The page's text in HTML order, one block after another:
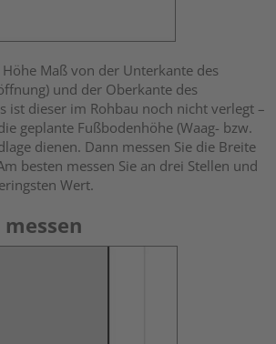
Maß von der Unterkante des
und der Oberkante des
ist dieser im Rohbau noch nicht verlegt –
geplante Fußbodenhöhe (Waag- bzw.
dienen. Dann messen Sie die Breite
besten messen Sie an drei Stellen und
Wert.